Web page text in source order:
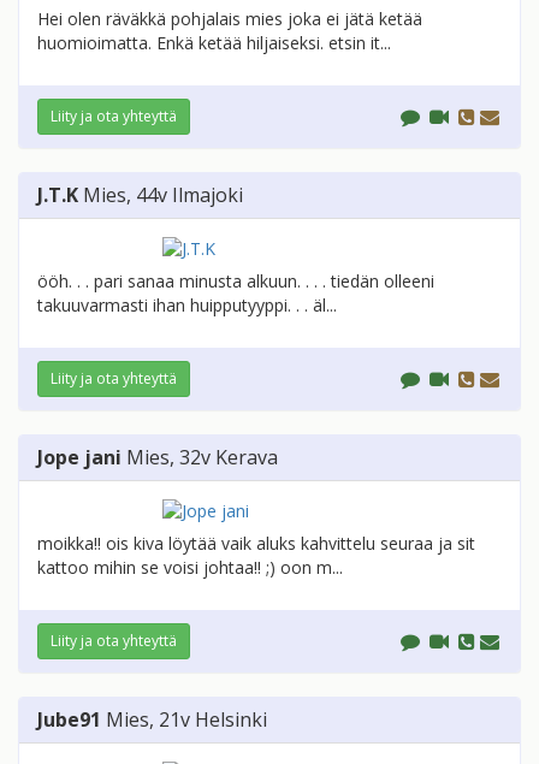
Hei olen räväkkä pohjalais mies joka ei jätä ketää
huomioimatta. Enkä ketää hiljaiseksi. etsin it...
Liity ja ota yhteyttä
J.T.K Mies, 44v Ilmajoki
ööh. . . pari sanaa minusta alkuun. . . . tiedän olleeni
takuuvarmasti ihan huipputyyppi. . . äl...
Liity ja ota yhteyttä
Jope jani Mies, 32v Kerava
moikka!! ois kiva löytää vaik aluks kahvittelu seuraa ja sit
kattoo mihin se voisi johtaa!! ;) oon m...
Liity ja ota yhteyttä
Jube91 Mies, 21v Helsinki